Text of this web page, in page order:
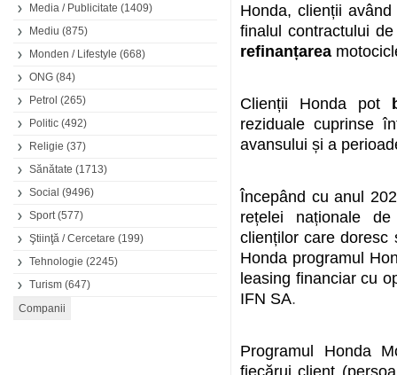
Media / Publicitate (1409)
Mediu (875)
Monden / Lifestyle (668)
ONG (84)
Petrol (265)
Politic (492)
Religie (37)
Sănătate (1713)
Social (9496)
Sport(577)
Ştiinţă / Cercetare (199)
Tehnologie (2245)
Turism (647)
Honda, clienții
finalul contractului
refinanțarea
Clienții Honda pot
reziduale cuprinse
avansului și a
Începând cu anul
rețelei naționale
clienților care doresc
Honda programul
leasing financiar cu
IFN SA.
Programul Honda
fiecărui client